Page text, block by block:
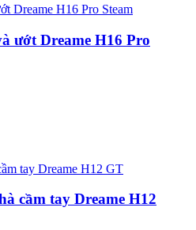
ướt Dreame H16 Pro
cầm tay Dreame H12